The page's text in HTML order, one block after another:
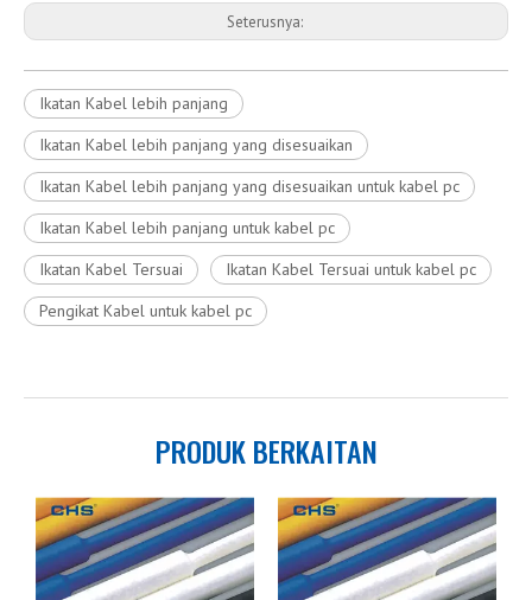
Seterusnya:
Ikatan Kabel lebih panjang
Ikatan Kabel lebih panjang yang disesuaikan
Ikatan Kabel lebih panjang yang disesuaikan untuk kabel pc
Ikatan Kabel lebih panjang untuk kabel pc
Ikatan Kabel Tersuai
Ikatan Kabel Tersuai untuk kabel pc
Pengikat Kabel untuk kabel pc
PRODUK BERKAITAN